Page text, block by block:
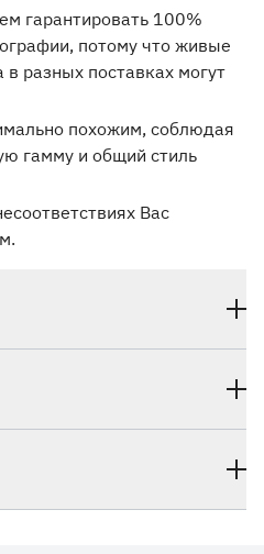
гарантировать 100%
потому что живые
разных поставках могут
похожим, соблюдая
гамму и общий стиль
Вас